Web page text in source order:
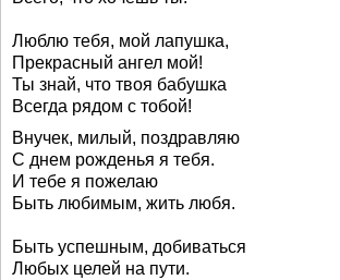
Люблю тебя, мой лапушка,
Прекрасный ангел мой!
Ты знай, что твоя бабушка
Всегда рядом с тобой!
Внучек, милый, поздравляю
С днем рожденья я тебя.
И тебе я пожелаю
Быть любимым, жить любя.
Быть успешным, добиваться
Любых целей на пути.